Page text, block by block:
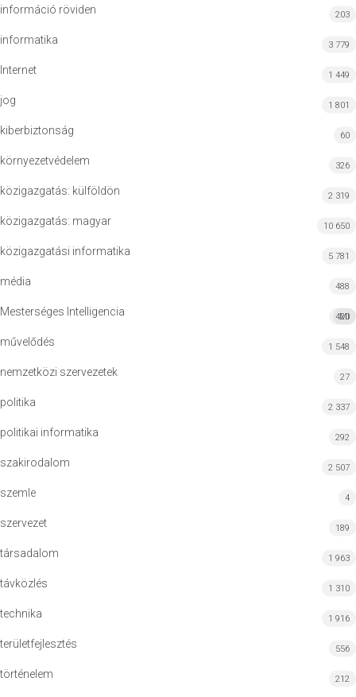
információ röviden 203
informatika 3 779
Internet 1 449
jog 1 801
kiberbiztonság 60
környezetvédelem 326
közigazgatás: külföldön 2 319
közigazgatás: magyar 10 650
közigazgatási informatika 5 781
média 488
Mesterséges Intelligencia MI
420
művelődés 1 548
nemzetközi szervezetek 27
politika 2 337
politikai informatika 292
szakirodalom 2 507
szemle 4
szervezet 189
társadalom 1 963
távközlés 1 310
technika 1 916
területfejlesztés 556
történelem 212